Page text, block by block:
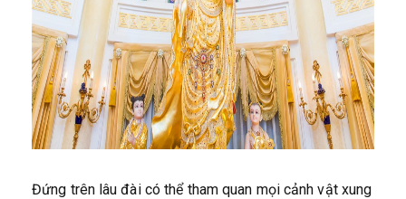
Đứng trên lâu đài có thể tham quan mọi cảnh vật xung